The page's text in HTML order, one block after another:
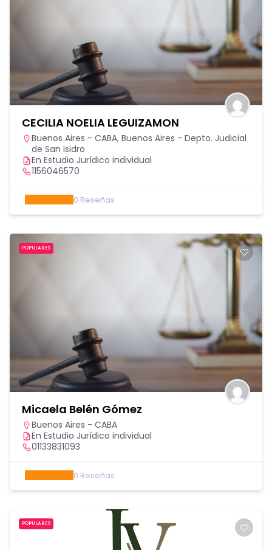
CECILIA NOELIA LEGUIZAMON
Buenos Aires - CABA, Buenos Aires - Depto. Judicial
de San Isidro
En Estudio Jurídico individual
1156046570
0 Reseñas
POPULARES
Micaela Belén Gómez
Buenos Aires - CABA
En Estudio Jurídico individual
01133831093
0 Reseñas
POPULARES